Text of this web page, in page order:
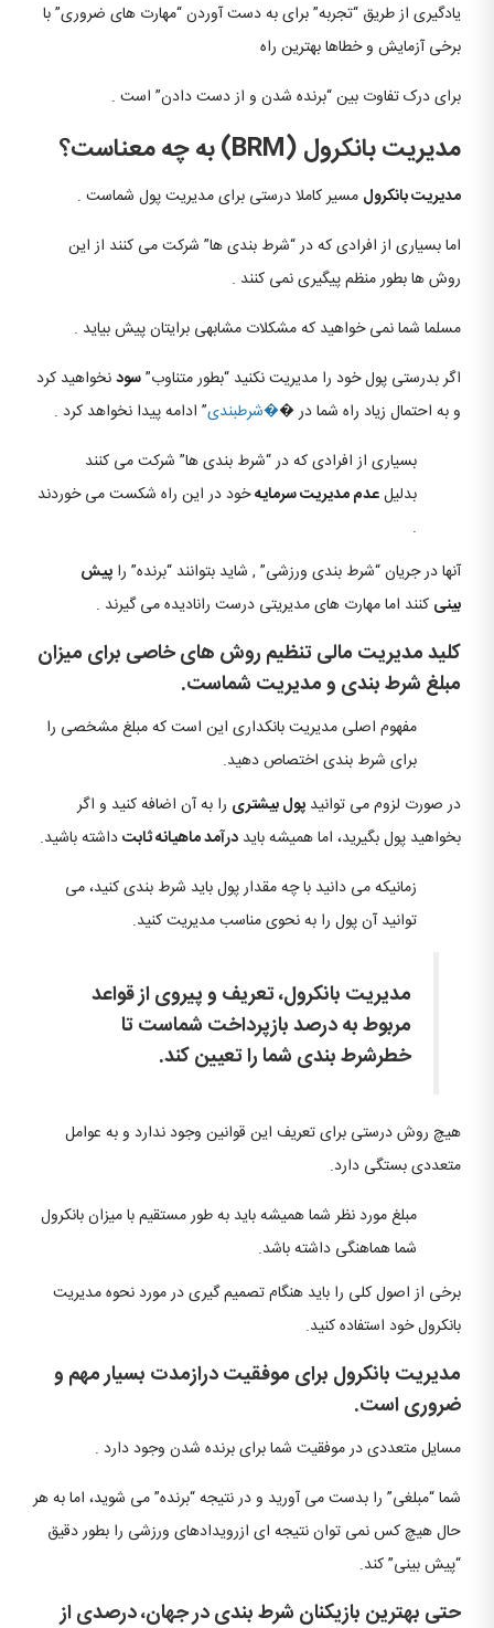
یادگیری از طریق “تجربه” برای به دست آوردن “مهارت های ضروری” با
برخی آزمایش و خطاها بهترین راه
برای درک تفاوت بین “برنده شدن و از دست دادن” است .
مدیریت بانکرول (BRM) به چه معناست؟
مدیریت بانکرول مسیر کاملا درستی برای مدیریت پول شماست .
اما بسیاری از افرادی که در “شرط بندی ها” شرکت می کنند از این
روش ها بطور منظم پیگیری نمی کنند .
مسلما شما نمی خواهید که مشکلات مشابهی برایتان پیش بیاید .
اگر بدرستی پول خود را مدیریت نکنید “بطور متناوب”سودنخواهید کرد
و به احتمال زیاد راه شما در ��شرطبندی” ادامه پیدا نخواهد کرد .
بسیاری از افرادی که در “شرط بندی ها” شرکت می کنند
بدلیلعدم مدیریت سرمایهخود در این راه شکست می خوردند
.
آنها در جریان “شرط بندی ورزشی” , شاید بتوانند “برنده” را پیش
بینی کنند اما مهارت های مدیریتی درست رانادیده می گیرند .
کلید مدیریت مالی تنظیم روش های خاصی برای میزان
مبلغ شرط بندی و مدیریت شماست.
مفهوم اصلی مدیریت بانکداری این است که مبلغ مشخصی را
برای شرط بندی اختصاص دهید.
در صورت لزوم می توانید پول بیشتری را به آن اضافه کنید و اگر
بخواهید پول بگیرید، اما همیشه باید درآمد ماهیانه ثابتداشته باشید.
زمانیکه می دانید با چه مقدار پول باید شرط بندی کنید، می
توانید آن پول را به نحوی مناسب مدیریت کنید.
مدیریت بانکرول، تعریف و پیروی از قواعد
مربوط به درصد بازپرداخت شماست تا
خطرشرط بندی شما را تعیین کند.
هیچ روش درستی برای تعریف این قوانین وجود ندارد و به عوامل
متعددی بستگی دارد.
مبلغ مورد نظر شما همیشه باید به طور مستقیم با میزان بانکرول
شما هماهنگی داشته باشد.
برخی از اصول کلی را باید هنگام تصمیم گیری در مورد نحوه مدیریت
بانکرول خود استفاده کنید.
مدیریت بانکرول برای موفقیت درازمدت بسیار مهم و
ضروری است.
مسایل متعددی در موفقیت شما برای برنده شدن وجود دارد .
شما “مبلغی” را بدست می آورید و در نتیجه “برنده” می شوید، اما به هر
حال هیچ کس نمی توان نتیجه ای ازرویدادهای ورزشی را بطور دقیق
“پیش بینی” کند.
حتی بهترین بازیکنان شرط بندی در جهان، درصدی از